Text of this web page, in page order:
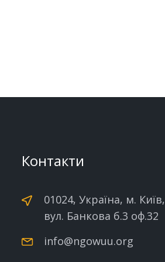
Контакти
01024, Україна, м. Київ,
вул. Банкова б.3 оф.32
info@ngowuu.org